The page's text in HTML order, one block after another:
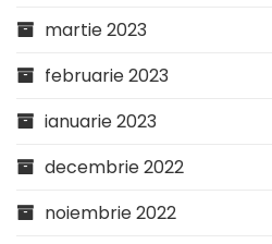
martie 2023
februarie 2023
ianuarie 2023
decembrie 2022
noiembrie 2022